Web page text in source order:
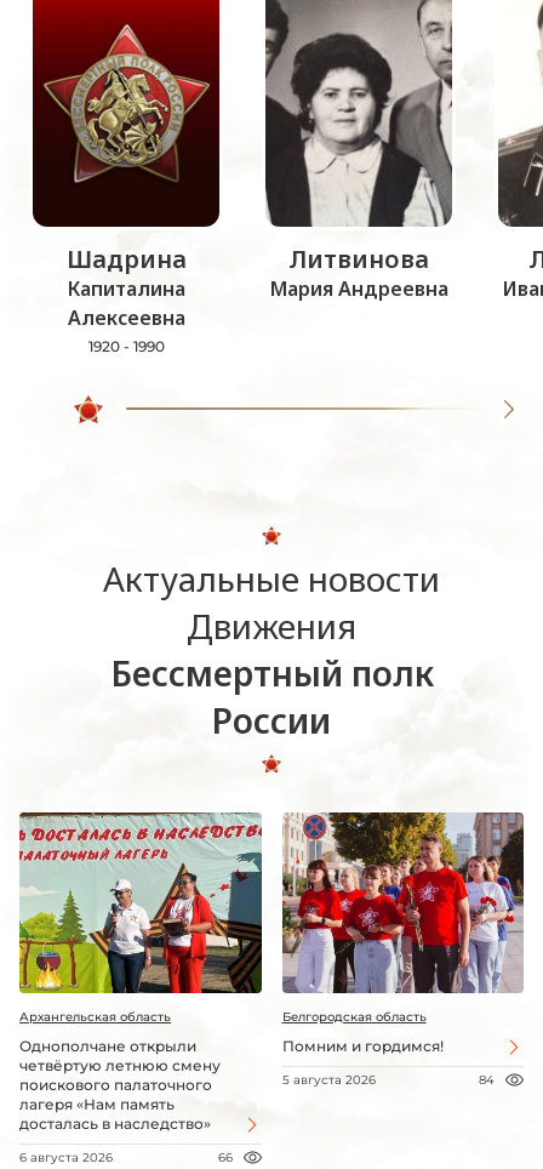
Шадрина
Капиталина
Алексеевна
1920 - 1990
Литвинова
Мария Андреевна
Актуальные новости
Движения
Бессмертный полк
России
Архангельская область
Однополчане открыли
четвёртую летнюю смену
поискового палаточного
лагеря «Нам память
досталась в наследство»
6 августа 2026 66
Белгородская область
Помним и гордимся!
5 августа 2026 84